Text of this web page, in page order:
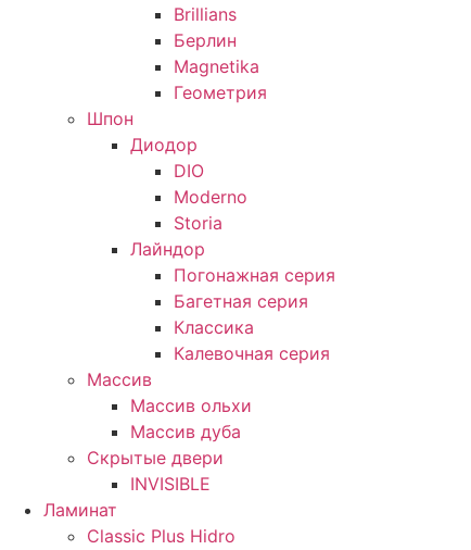
Brillians
Берлин
Magnetika
Геометрия
Шпон
Диодор
DIO
Moderno
Storia
Лайндор
Погонажная серия
Багетная серия
Классика
Калевочная серия
Массив
Массив ольхи
Массив дуба
Скрытые двери
INVISIBLE
Ламинат
Classic Plus Hidro